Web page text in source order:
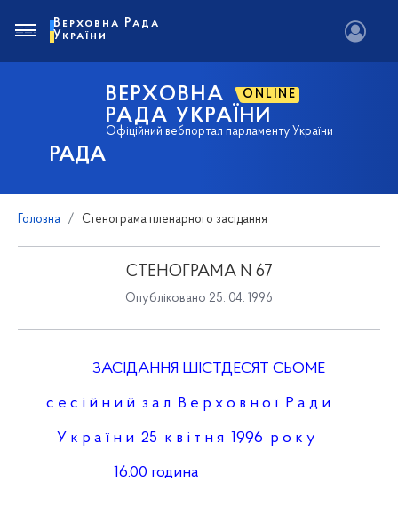
РАДА
ВЕРХОВНА ONLINE
РАДА УКРАЇНИ
Офіційний вебпортал парламенту України
Верховна Рада
України
Головна Стенограма пленарного засідання
СТЕНОГРАМА N 67
Опубліковано 25. 04. 1996
ЗАСІДАННЯ ШІСТДЕСЯТ СЬОМЕ
с е с і й н и й з а л В е р х о в н о ї Р а д и
У к р а ї н и 25 к в і т н я 1996 р о к у
16.00 година